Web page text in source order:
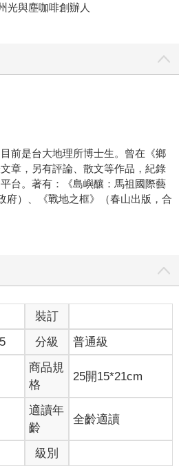
光與塵咖啡創辦人
前是台大地理所博士生。曾在《鄉
章，另有評論、散文等作品，紀錄
台。著有：《島嶼釀：馬祖國際藝
府）、《戰地之框》（春山出版，合
裝訂
分級 普通級
商品規
格
25開15*21cm
適讀年
齡
全齡適讀
級別